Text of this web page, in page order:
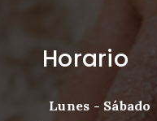
Horario
Lunes - Sábado